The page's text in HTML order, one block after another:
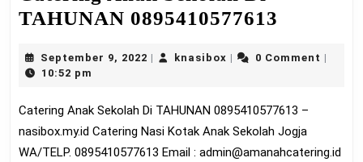
TAHUNAN 0895410577613
Sekolah
September 9, 2022 September
knasiboxknasibox0 Comment
10:52 pm
Catering Anak Sekolah Di TAHUNAN 0895410577613 –
nasibox.my.id Catering Nasi Kotak Anak Sekolah Jogja
WA/TELP. 0895410577613 Email : admin@amanahcatering.id